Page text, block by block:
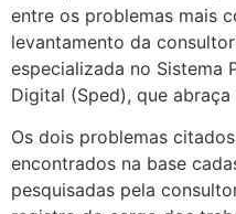
entre os problemas mais
levantamento da
especializada no Sistema
Digital (Sped), que abraça
Os dois problemas
encontrados na base
pesquisadas pela